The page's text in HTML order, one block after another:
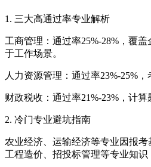
1. 三大高通过率专业解析
工商管理：通过率25%-28%，覆
于工作场景。
人力资源管理：通过率23%-25%
财政税收：通过率21%-23%，计
2. 冷门专业避坑指南
农业经济、运输经济等专业因报
工程造价、招投标管理等专业知识